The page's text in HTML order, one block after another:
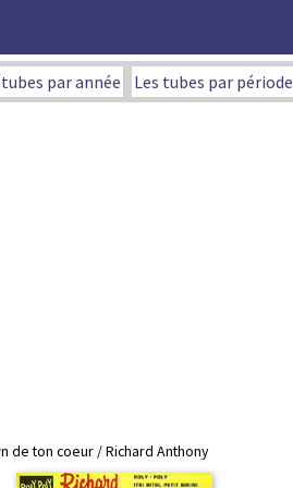
tubes par année Les tubes par période
de ton coeur / Richard Anthony